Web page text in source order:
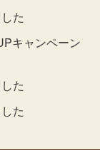
た
キャンペーン
た
た